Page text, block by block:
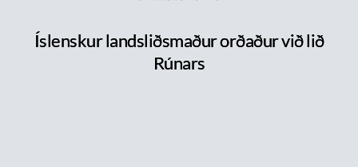
Íslenskur landsliðsmaður orðaður við lið
Rúnars